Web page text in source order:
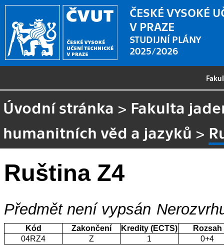
ČESKÉ VYSOKÉ
V PRAZE
STUDIJNÍ PLÁNY
2025/2026
Úvodní stránka > Fakulta
humanitních věd a jazyků >
Ruština Z4
Předmět není vypsán
Kód Zakončení Kredity (ECTS)
Rozsah
04RZ4
Z 1 0+4